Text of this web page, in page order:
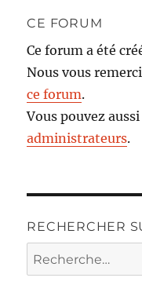
CE FORUM
Ce forum a été
Nous vous
ce forum.
Vous pouvez
administrateurs.
RECHERCHER
Recherche
pour :